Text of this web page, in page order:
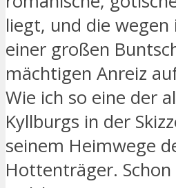
liegt, und die
einer großen
mächtigen Anreiz
Wie ich so eine der
Kyllburgs in der
seinem Heimwege
Hottenträger.